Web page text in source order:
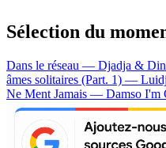
Sélection du
Dans le réseau — Djadja &
âmes solitaires (Part. 1) —
Ne Ment Jamais — Damso I'm